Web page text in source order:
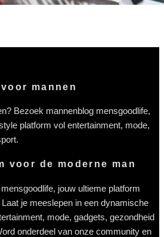
mannen
Bezoek mannenblog mensgoodlife,
platform vol entertainment, mode,
voor de moderne man
jouw ultieme platform
je meeslepen in een dynamische
mode, gadgets, gezondheid
onderdeel van onze community en